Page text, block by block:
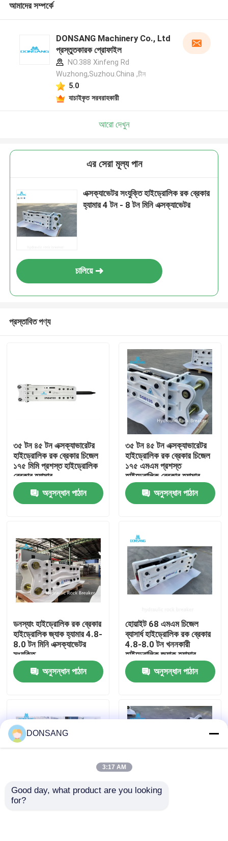
বাড়ি
পণ্য
আমাদের সম্পর্কে
কারখানা ভ্রমণ
যোগাযোগ করুন
হাইড্রোলিক রক ব্রেকার
আমাদের সম্পর্কে
DONSANG Machinery Co., Ltd
প্রস্তুতকারক প্রোফাইল
NO.388 Xinfeng Rd
Wuzhong,Suzhou.China ,চীন
5.0
যাচাইকৃত সরবরাহকারী
আরো দেখুন
এর সেরা মূল্য পান
এক্সক্যাভেটর সংযুক্তি হাইড্রোলিক রক ব্রেকার
হ্যামার 4 টন - 8 টন মিনি এক্সক্যাভেটর
চালিয়ে
প্রস্তাবিত পণ্য
৩৫ টন ৪৫ টন এক্সক্যাভারেটর
হাইড্রোলিক রক ব্রেকার চিজেল
১৭৫ মিমি প্রশস্ত হাইড্রোলিক
ব্রেকার হ্যামার
অনুসন্ধান পাঠান
৩৫ টন ৪৫ টন এক্সক্যাভারেটর
হাইড্রোলিক রক ব্রেকার চিজেল
১৭৫ এমএম প্রশস্ত
হাইড্রোলিক ব্রেকার হ্যামার
অনুসন্ধান পাঠান
ডনস্যাং হাইড্রোলিক রক ব্রেকার
হাইড্রোলিক জ্যাক হ্যামার 4.8-
8.0 টন মিনি এক্সক্যাভেটর
সংযুক্তি
অনুসন্ধান পাঠান
হোয়াইট 68 এমএম চিজেল
ব্যাসার্ধ হাইড্রোলিক রক ব্রেকার
4.8-8.0 টন খননকারী
হাইড্রোলিক জ্যাক হ্যামার
অনুসন্ধান পাঠান
ব্যাকহো লোডার হাইড্রোলিক রক
DONSANG
3:17 AM
Good day, what product are you looking
for?